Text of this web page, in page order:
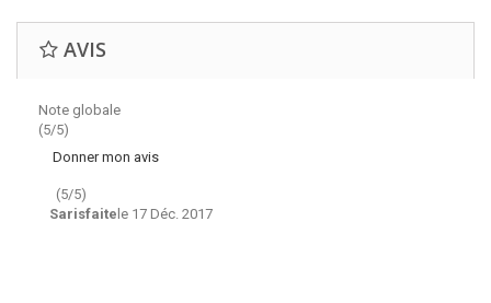
AVIS
Note globale
(5/5)
Donner mon avis
(5/5)
le 17 Déc. 2017
Sarisfaite